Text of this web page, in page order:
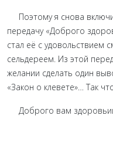
Поэтому я снова
передачу «Доброго
стал её с удовольствием
сельдереем. Из этой
желании сделать один
«Закон о клевете»… Так
Доброго вам